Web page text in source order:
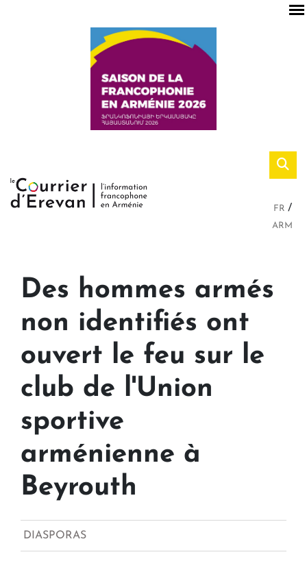
FR
ARM
Des hommes armés
non identifiés ont
ouvert le feu sur le
club de l'Union
sportive
arménienne à
Beyrouth
DIASPORAS